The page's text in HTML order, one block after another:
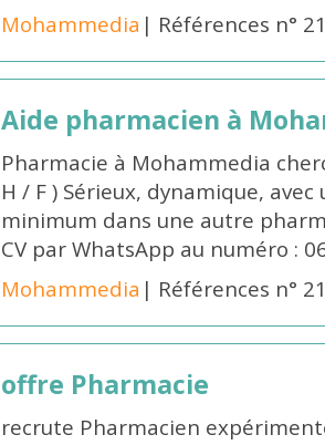
Mohammedia | Références n°
Aide pharmacien à
Pharmacie à Mohammedia
H / F ) Sérieux, dynamique,
minimum dans une autre
CV par WhatsApp au numéro :
Mohammedia | Références n°
offre Pharmacie
recrute Pharmacien